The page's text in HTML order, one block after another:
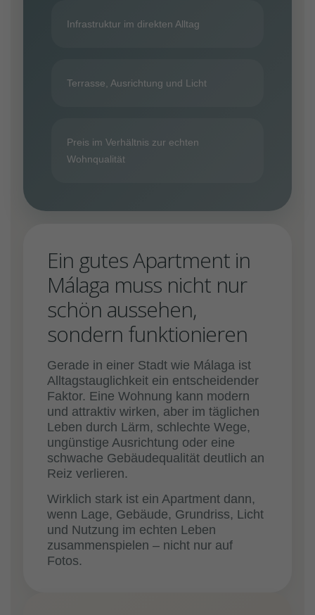
Infrastruktur im direkten Alltag
Terrasse, Ausrichtung und Licht
Preis im Verhältnis zur echten
Wohnqualität
Ein gutes Apartment in
Málaga muss nicht nur
schön aussehen,
sondern funktionieren
Gerade in einer Stadt wie Málaga ist
Alltagstauglichkeit ein entscheidender
Faktor. Eine Wohnung kann modern
und attraktiv wirken, aber im täglichen
Leben durch Lärm, schlechte Wege,
ungünstige Ausrichtung oder eine
schwache Gebäudequalität deutlich an
Reiz verlieren.
Wirklich stark ist ein Apartment dann,
wenn Lage, Gebäude, Grundriss, Licht
und Nutzung im echten Leben
zusammenspielen – nicht nur auf
Fotos.